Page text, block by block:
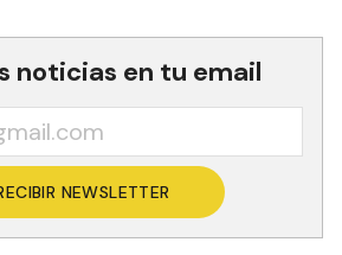
noticias en tu email
NEWSLETTER